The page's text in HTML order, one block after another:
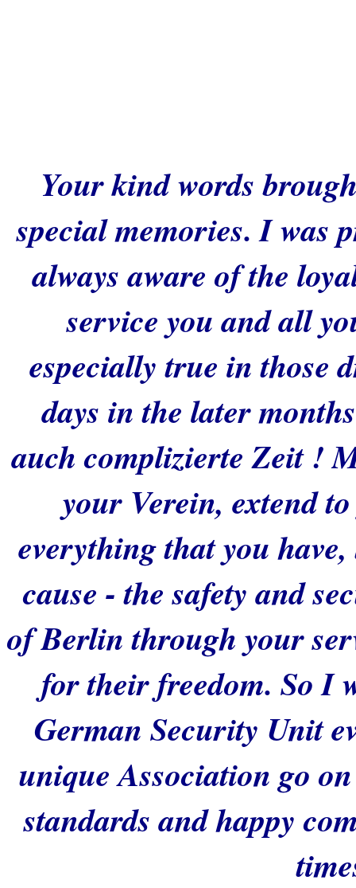
Your kind words
special memories. I was
always aware of the
service you and all
especially true in those
days in the later
auch complizierte Zeit !
your Verein, extend
everything that you
cause - the safety and
of Berlin through your
for their freedom. So I
German Security Unit
unique Association go
standards and happy